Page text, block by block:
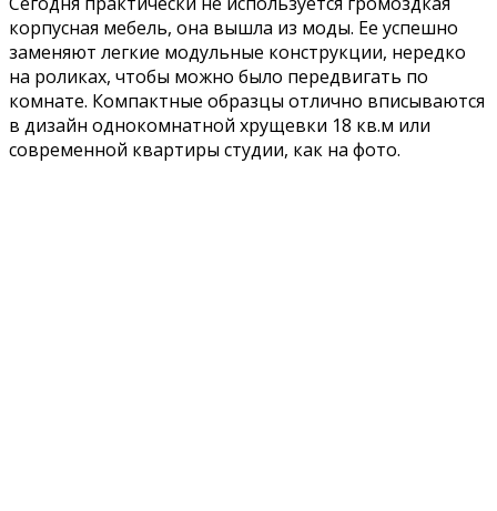
корпусная мебель, она вышла из моды. Ее успешно
заменяют легкие модульные конструкции, нередко
на роликах, чтобы можно было передвигать по
комнате. Компактные образцы отлично вписываются
в дизайн однокомнатной хрущевки 18 кв.м или
современной квартиры студии, как на фото.